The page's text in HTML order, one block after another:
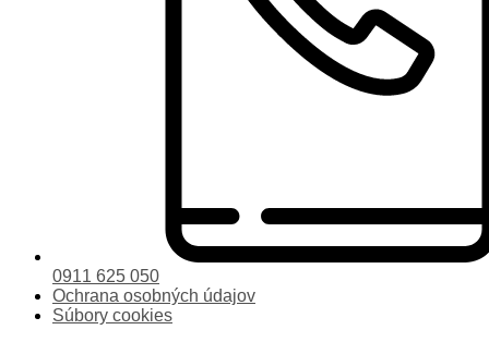
0911 625 050
Ochrana osobných údajov
Súbory cookies